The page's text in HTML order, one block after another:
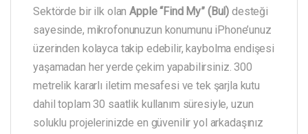
Sektörde bir ilk olanApple “Find My” (Bul) desteği
sayesinde, mikrofonunuzun konumunu iPhone’unuz
üzerinden kolayca takip edebilir, kaybolma endişesi
yaşamadan her yerde çekim yapabilirsiniz. 300
metrelik kararlı iletim mesafesi ve tek şarjla kutu
dahil toplam 30 saatlik kullanım süresiyle, uzun
soluklu projelerinizde en güvenilir yol arkadaşınız